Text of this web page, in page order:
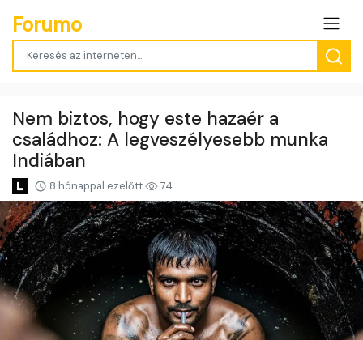
Forumo
Nem biztos, hogy este hazaér a
családhoz: A legveszélyesebb munka
Indiában
8 hónappal ezelőtt 74